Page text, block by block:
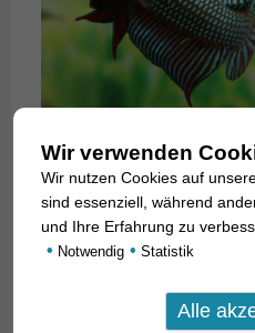
Wir verwenden
Wir nutzen Cookies auf
sind essenziell, während
und Ihre Erfahrung zu
• Notwendig • Statistik